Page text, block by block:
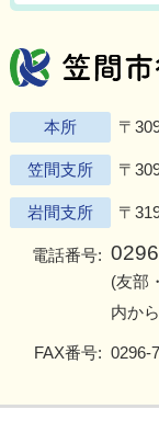
本所 〒
笠間支所 〒
岩間支所 〒
電話番号:
(友部
内か
FAX番号: 0296-